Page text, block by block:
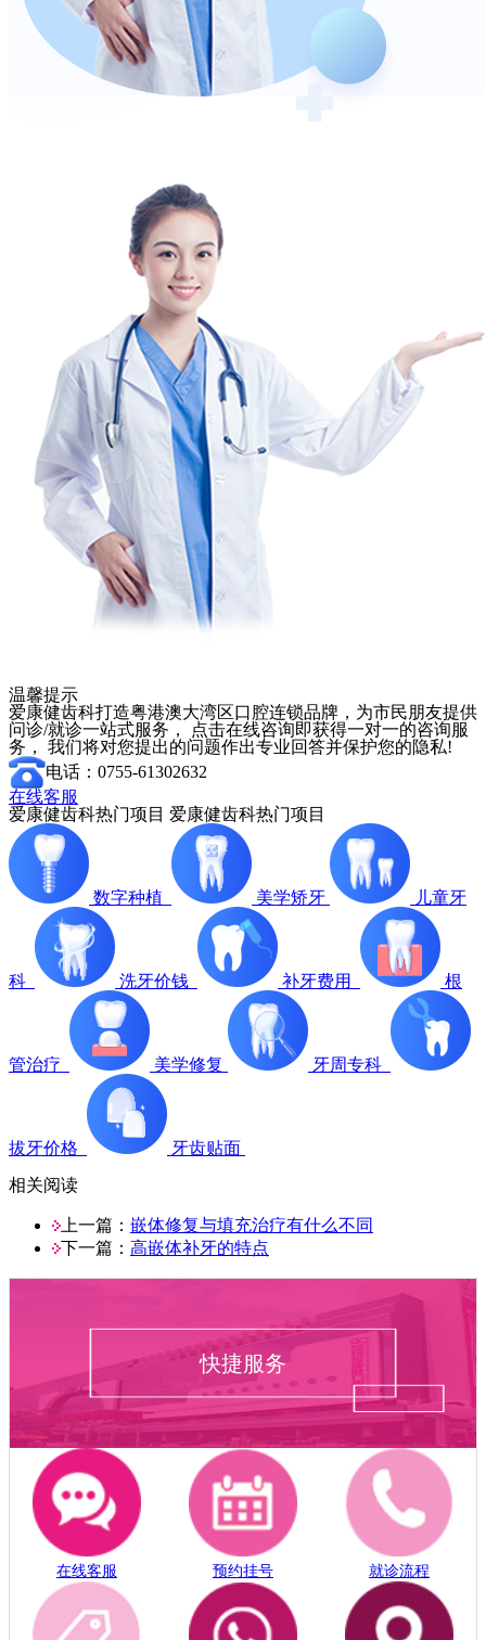
温馨提示
爱康健齿科打造粤港澳大湾区口腔连锁品牌，为市民朋友提供
问诊/就诊一站式服务， 点击在线咨询即获得一对一的咨询服
务， 我们将对您提出的问题作出专业回答并保护您的隐私!
电话：0755-61302632
在线客服
爱康健齿科热门项目 爱康健齿科热门项目
数字种植 美学矫牙 儿童牙
科 洗牙价钱 补牙费用 根
管治疗 美学修复 牙周专科
拔牙价格
牙齿贴面
相关阅读
上一篇： 嵌体修复与填充治疗有什么不同
下一篇： 高嵌体补牙的特点
快捷服务
在线客服 预约挂号 就诊流程